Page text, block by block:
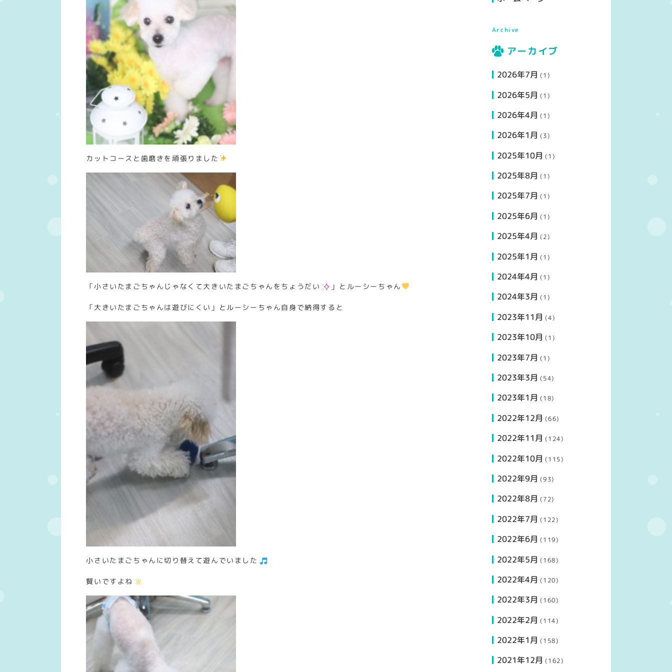
カットコースと歯磨きを頑張りました
「小さいたまごちゃんじゃなくて大きいたまごちゃんをちょうだい 」とルーシーちゃん
「大きいたまごちゃんは遊びにくい」とルーシーちゃん自身で納得すると
小さいたまごちゃんに切り替えて遊んでいました
賢いですよね
Archive
アーカイブ
2026年7月 (1)
2026年5月 (1)
2026年4月 (1)
2026年1月 (3)
2025年10月 (1)
2025年8月 (1)
2025年7月 (1)
2025年6月 (1)
2025年4月 (2)
2025年1月 (1)
2024年4月 (1)
2024年3月 (1)
2023年11月 (4)
2023年10月 (1)
2023年7月 (1)
2023年3月 (54)
2023年1月 (18)
2022年12月 (66)
2022年11月 (124)
2022年10月 (115)
2022年9月 (93)
2022年8月 (72)
2022年7月 (122)
2022年6月 (119)
2022年5月 (168)
2022年4月 (120)
2022年3月 (160)
2022年2月 (114)
2022年1月 (158)
2021年12月 (162)